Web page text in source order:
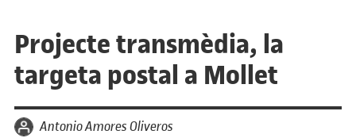
Projecte transmèdia, la
targeta postal a Mollet
per Antonio Amores Oliveros